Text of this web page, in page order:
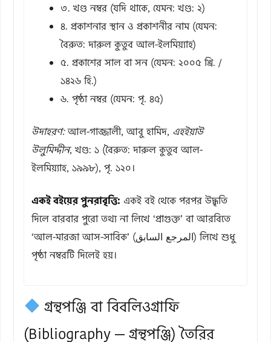
৩. খণ্ড নম্বর (যদি থাকে, যেমন: খণ্ড: ২)
৪. প্রকাশনার স্থান ও প্রকাশনীর নাম (যেমন:
বৈরুত: দারুল কুতুব আল-ইলমিয়্যাহ)
৫. প্রকাশের সাল বা সন (যেমন: ২০০৫ খ্রি. /
১৪২৬ হি.)
৬. পৃষ্ঠা নম্বর (যেমন: পৃ. ৪৫)
উদাহরণ:আল-গাজ্জালী, আবু হামিদ, এহইয়াউ
উলুমিদ্দীন, খণ্ড: ১ (বৈরুত: দারুল কুতুব আল-
ইলমিয়্যাহ, ১৯৯৮), পৃ. ১২০।
একই বইয়ের পুনরাবৃত্তি: একই বই থেকে পরপর উদ্ধৃতি
দিলে বারবার পুরো তথ্য না লিখে ‘প্রাগুক্ত’ বা আরবিতে
‘আল-মারজা আস-সাবিক’ (المرجع السابق) লিখে শুধু
পৃষ্ঠা নম্বরটি দিলেই হয়।
গ্রন্থপঞ্জি বা বিবলিওগ্রাফি
(Bibliography — গ্রন্থপঞ্জি) তৈরির